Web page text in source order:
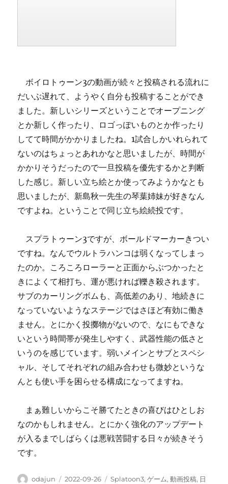
ボイロトゥーン3の動画が続々と投稿される流れに
だいぶ遅れて、ようやく自分も投稿することができ
ました。新しいシリーズということでオープニング
とか新しく作ったり、ロゴっぽいものとか作ったり
してて時間がかかりましたね。1試合しかいれられて
ないのはちょっとあれかなと思いましたが、時間が
かかりそうだったので一旦投稿を優先するかと判断
した感じ。新しい立ち絵とか使ってみようかなとも
思いましたが、新島秋一先生の琴葉姉妹が好きなん
ですよね。ということで同じ立ち絵続投です。
スプラトゥーン3ですが、ボールドマーカーきつい
ですね。なんでウルトラハンコは弱くなってしまっ
たのか。ころころローラーと正面からぶつかったと
きによくて相打ち、運が悪ければ轢き殺されます。
サブのカーリングボムも、高低差のあり、地続きに
なっていないようなステージではさほど有効に働き
ません。とにかく投擲物がないので、なにもできな
いという時間帯が発生しやすく、武器性能の低さと
いうのを感じています。弱いメインとサブとスペシ
ャル、そしてそれぞれの組み合わせも微妙というな
んとも使い手を困らせる構成になってますね。
まぁ難しいからこそ勝てたときの喜びはひとしお
なのかもしれません。とにかく強化のアップデート
が入るまでしばらくは悪戦苦闘する日々が続きそう
です。
投
odajun
投
2022-09-26
カ
Splatoon3,ゲーム,動画投稿, 日